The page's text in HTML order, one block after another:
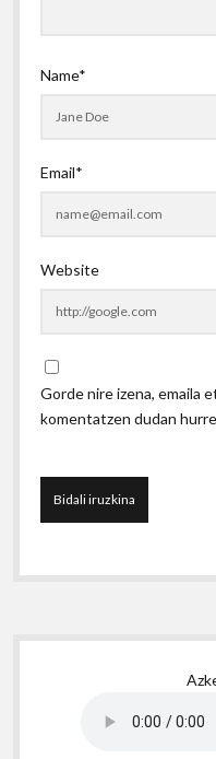
Name*
Email*
Website
Gorde nire izena, emaila
komentatzen dudan
Sidebar